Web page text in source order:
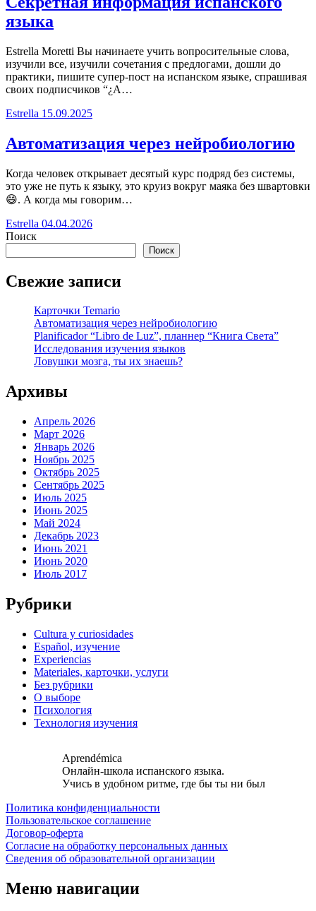
языка
Estrella Moretti Вы начинаете учить вопросительные слова,
изучили все, изучили сочетания с предлогами, дошли до
практики, пишите супер-пост на испанском языке, спрашивая
своих подписчиков “¿A…
Estrella 15.09.2025
Автоматизация через нейробиологию
Когда человек открывает десятый курс подряд без системы,
это уже не путь к языку, это круиз вокруг маяка без швартовки
😄. А когда мы говорим…
Estrella 04.04.2026
Поиск
Поиск
Свежие записи
Карточки Temario
Автоматизация через нейробиологию
Planificador “Libro de Luz”, планнер “Книга Света”
Исследования изучения языков
Ловушки мозга, ты их знаешь?
Архивы
Апрель 2026
Март 2026
Январь 2026
Ноябрь 2025
Октябрь 2025
Сентябрь 2025
Июль 2025
Июнь 2025
Май 2024
Декабрь 2023
Июнь 2021
Июнь 2020
Июль 2017
Рубрики
Cultura y curiosidades
Español, изучение
Experiencias
Materiales, карточки, услуги
Без рубрики
О выборе
Психология
Технология изучения
Aprendémica
Онлайн-школа испанского языка.
Учись в удобном ритме, где бы ты ни был
Политика конфиденциальности
Пользовательское соглашение
Договор-оферта
Согласие на обработку персональных данных
Сведения об образовательной организации
Меню навигации